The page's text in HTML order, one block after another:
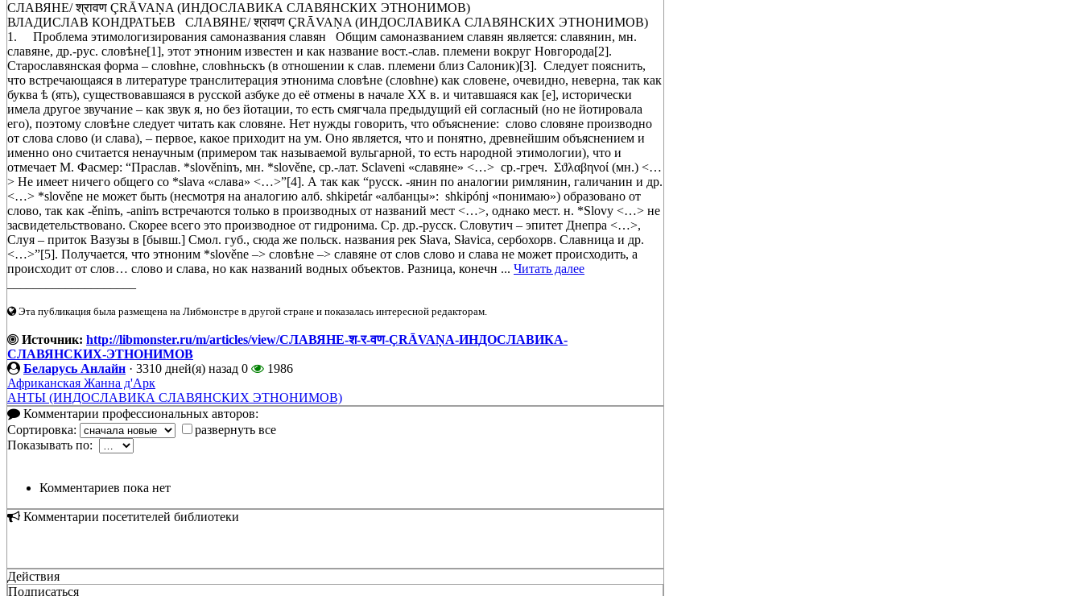
СЛАВЯНЕ/ श्रावण ÇRĀVAṆA (ИНДОСЛАВИКА СЛАВЯНСКИХ ЭТНОНИМОВ)
ВЛАДИСЛАВ КОНДРАТЬЕВ СЛАВЯНЕ/ श्रावण ÇRĀVAṆA (ИНДОСЛАВИКА СЛАВЯНСКИХ ЭТНОНИМОВ)
1. Проблема этимологизирования самоназвания славян Общим самоназванием славян является: славянин, мн.
славяне, др.-рус. словѣне[1], этот этноним известен и как название вост.-слав. племени вокруг Новгорода[2].
Старославянская форма – словhне, словhньскъ (в отношении к слав. племени близ Салоник)[3]. Следует пояснить,
что встречающаяся в литературе транслитерация этнонима словѣне (словhне) как словене, очевидно, неверна, так как
буква ѣ (ять), существовавшаяся в русской азбуке до её отмены в начале XX в. и читавшаяся как [e], исторически
имела другое звучание – как звук я, но без йотации, то есть смягчала предыдущий ей согласный (но не йотировала
его), поэтому словѣне следует читать как словяне. Нет нужды говорить, что объяснение: слово словяне производно
от слова слово (и слава), – первое, какое приходит на ум. Оно является, что и понятно, древнейшим объяснением и
именно оно считается ненаучным (примером так называемой вульгарной, то есть народной этимологии), что и
отмечает М. Фасмер: “Праслав. *slověninъ, мн. *slověne, ср.-лат. Sclaveni «славяне» <…> ср.-греч. Σϑλαβηνοί (мн.) <…
> Не имеет ничего общего со *slava «слава» <…>”[4]. А так как “русск. -янин по аналогии римлянин, галичанин и др.
<…> *slověne не может быть (несмотря на аналогию алб. shkipetár «албанцы»: shkipónj «понимаю») образовано от
слово, так как -ěninъ, -aninъ встречаются только в производных от названий мест <…>, однако мест. н. *Slovy <…> не
засвидетельствовано. Скорее всего это производное от гидронима. Ср. др.-русск. Словутич – эпитет Днепра <…>,
Слуя – приток Вазузы в [бывш.] Смол. губ., сюда же польск. названия рек Słava, Słavica, сербохорв. Славница и др.
<…>”[5]. Получается, что этноним *slověne –> словѣне –> славяне от слов слово и слава не может происходить, а
происходит от слов… слово и слава, но как названий водных объектов. Разница, конечн ... Читать далее
Эта публикация была размещена на Либмонстре в другой стране и показалась интересной редакторам.
Источник: http://libmonster.ru/m/articles/view/СЛАВЯНЕ-श-र-वण-ÇRĀVAṆA-ИНДОСЛАВИКА-
СЛАВЯНСКИХ-ЭТНОНИМОВ
Беларусь Анлайн · 3310 дней(я) назад 0
1986
Африканская Жанна д'Арк
АНТЫ (ИНДОСЛАВИКА СЛАВЯНСКИХ ЭТНОНИМОВ)
Комментарии профессиональных авторов:
Сортировка:
развернуть все
Показывать по:
Комментариев пока нет
Комментарии посетителей библиотеки
Действия
Подписаться